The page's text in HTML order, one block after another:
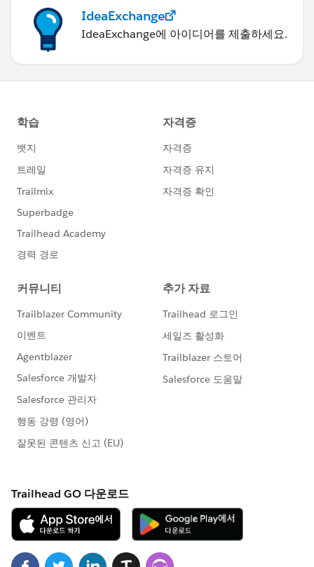
IdeaExchange
IdeaExchange에 아이디어를 제출하세요.